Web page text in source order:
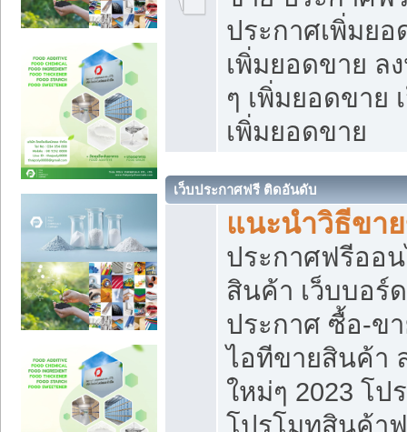
ประกาศเพิ่มย
เพิ่มยอดขาย ล
ๆ เพิ่มยอดขาย
เพิ่มยอดขาย
เว็บประกาศฟรี ติดอันดับ
แนะนำวิธีขา
ประกาศฟรีออ
สินค้า เว็บบอร์
ประกาศ ซื้อ-ข
ไอทีขายสินค้า
ใหม่ๆ 2023 โป
โปรโมทสินค้า